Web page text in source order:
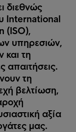
διεθνώς
International
(ISO),
υπηρεσιών,
τη
απαιτήσεις.
τη
βελτίωση,
αξία
μας.